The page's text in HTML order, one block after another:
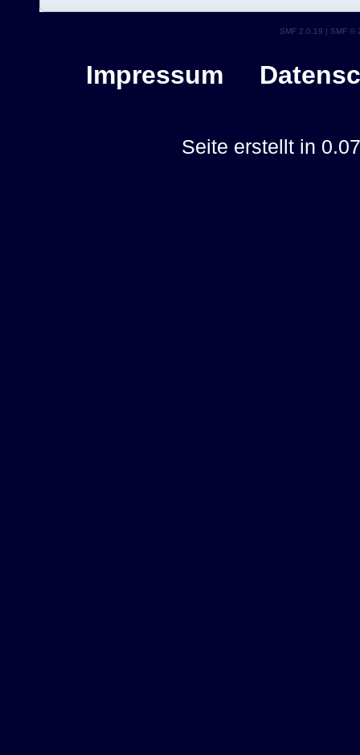
SMF 2.0.19 | SMF ©
Impressum
Seite erstellt in